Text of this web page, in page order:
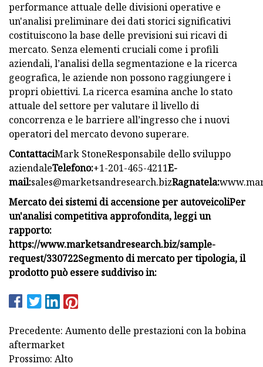
performance attuale delle divisioni operative e
un'analisi preliminare dei dati storici significativi
costituiscono la base delle previsioni sui ricavi di
mercato. Senza elementi cruciali come i profili
aziendali, l’analisi della segmentazione e la ricerca
geografica, le aziende non possono raggiungere i
propri obiettivi. La ricerca esamina anche lo stato
attuale del settore per valutare il livello di
concorrenza e le barriere all’ingresso che i nuovi
operatori del mercato devono superare.
ContattaciMark StoneResponsabile dello sviluppo
aziendaleTelefono:+1-201-465-4211E-
mail:sales@marketsandresearch.bizRagnatela:
Mercato dei sistemi di accensione per autoveicoliPer
un'analisi competitiva approfondita, leggi un
rapporto:
https://www.marketsandresearch.biz/sample-
request/330722Segmento di mercato per tipologia, il
prodotto può essere suddiviso in:
Precedente: Aumento delle prestazioni con la bobina
aftermarket
Prossimo: Alto